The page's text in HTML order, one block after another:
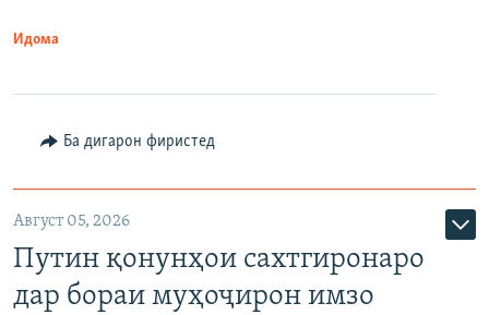
Идома
Ба дигарон фиристед
Август 05, 2026
Путин қонунҳои сахтгиронаро
дар бораи муҳоҷирон имзо